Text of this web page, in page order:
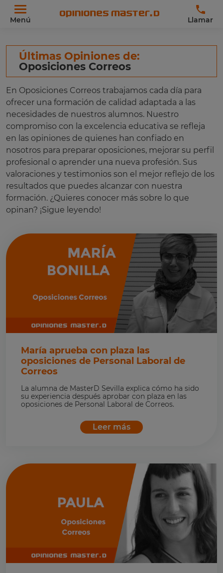
Menú Llamar
Últimas Opiniones de:
Oposiciones Correos
En Oposiciones Correos trabajamos cada día para
ofrecer una formación de calidad adaptada a las
necesidades de nuestros alumnos. Nuestro
compromiso con la excelencia educativa se refleja
en las opiniones de quienes han confiado en
nosotros para preparar oposiciones, mejorar su perfil
profesional o aprender una nueva profesión. Sus
valoraciones y testimonios son el mejor reflejo de los
resultados que puedes alcanzar con nuestra
formación. ¿Quieres conocer más sobre lo que
opinan? ¡Sigue leyendo!
María aprueba con plaza las
oposiciones de Personal Laboral de
Correos
La alumna de MasterD Sevilla explica cómo ha sido
su experiencia después aprobar con plaza en las
oposiciones de Personal Laboral de Correos.
Leer más